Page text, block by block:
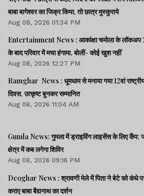
बाबा बागेश्वर का जिक्र किया, तो छात्र मुस्कुराये
Aug 08, 2026 01:34 PM
Entertainment News : आकांक्षा चमोला के लॉकअप 2 में खुलासों
के बाद परिवार में मचा हंगामा, बोलीं- कोई खुश नहीं
Aug 08, 2026 12:27 PM
Ramghar News : धूमधाम से मनाया गया 12वां
दिवस, उत्कृष्ट बुनकर सम्मानित
Aug 08, 2026 11:04 AM
Gumla News: गुमला में ड्राइविंग लाइसेंस के लिए
क्षेत्र में कब लगेगा शिविर
Aug 08, 2026 09:16 PM
Deoghar News : श्रावणी मेले में पिता ने बेटे को कंधे
कराए बाबा बैद्यनाथ का दर्शन